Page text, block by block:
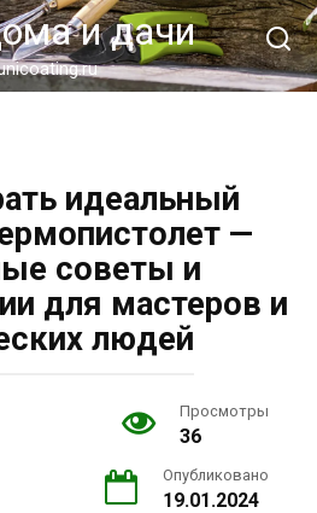
и дачи
идеальный
—
советы и
для мастеров и
людей
Просмотры
36
Опубликовано
19.01.2024